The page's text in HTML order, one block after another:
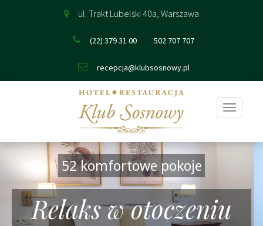
ul. Trakt Lubelski 40a, Warszawa
(22) 379 31 00 502 707 707
recepcja@klubsosnowy.pl
Pokaż
52 komfortowe pokoje
Relaks w otoczeniu